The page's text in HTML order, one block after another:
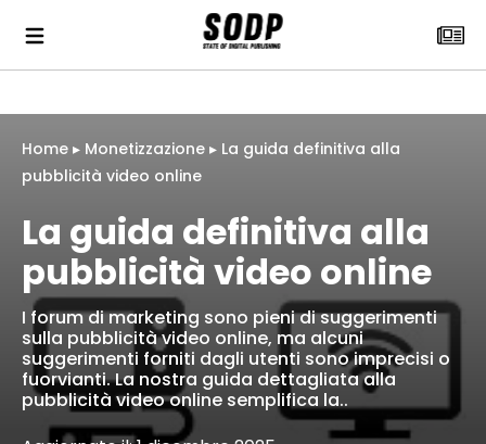
Home ▸ Monetizzazione ▸ La guida definitiva alla
pubblicità video online
La guida definitiva alla
pubblicità video online
I forum di marketing sono pieni di suggerimenti
sulla pubblicità video online, ma alcuni
suggerimenti forniti dagli utenti sono imprecisi o
fuorvianti. La nostra guida dettagliata alla
pubblicità video online semplifica la..